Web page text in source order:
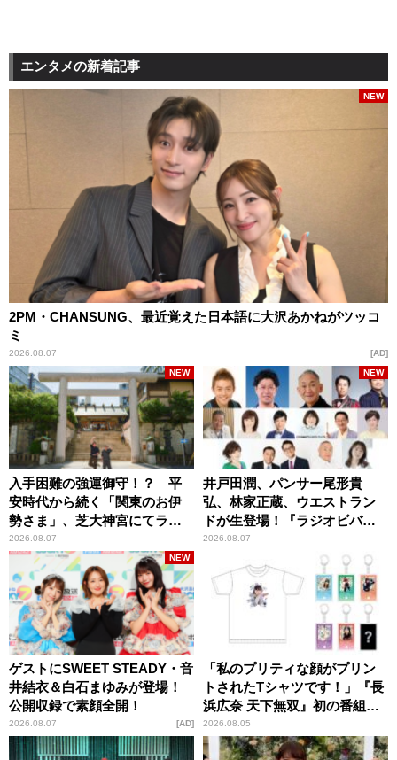
エンタメの新着記事
2PM・CHANSUNG、最近覚えた日本語に大沢あかねがツッコ
ミ
2026.08.07
NEW
AD
入手困難の強運御守！？ 平
安時代から続く「関東のお伊
勢さま」、芝大神宮にてラン
パンプスが合格祈願！
2026.08.07
NEW
井戸田潤、パンサー尾形貴
弘、林家正蔵、ウエストラン
ドが生登場！『ラジオビバリ
ー昼ズ』
2026.08.07
NEW
ゲストにSWEET STEADY・音
井結衣＆白石まゆみが登場！
公開収録で素顔全開！
2026.08.07
NEW
AD
「私のプリティな顔がプリン
トされたTシャツです！」『長
浜広奈 天下無双』初の番組グ
ッズ発売
2026.08.05